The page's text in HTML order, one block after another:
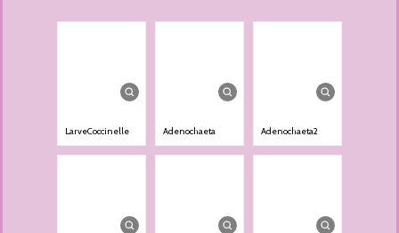
LarveCoccinelle Adenochaeta Adenochaeta2